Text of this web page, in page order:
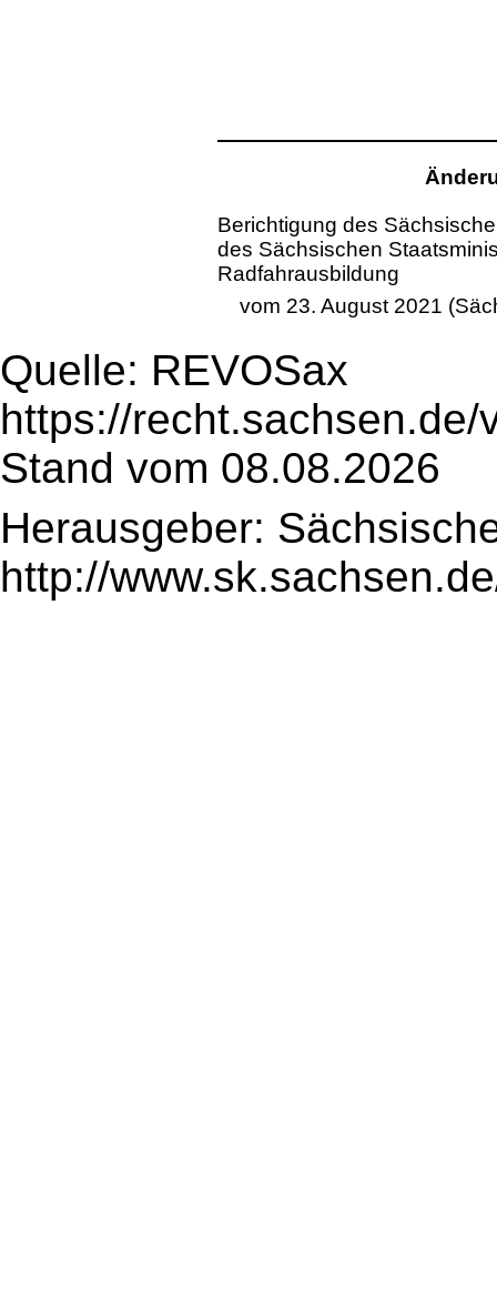
Berichtigung des
des Sächsischen
Radfahrausbildung
vom 23. August 2021
Quelle: REVOSax
https://
Stand vom 08.08.2026
Herausgeber:
http://